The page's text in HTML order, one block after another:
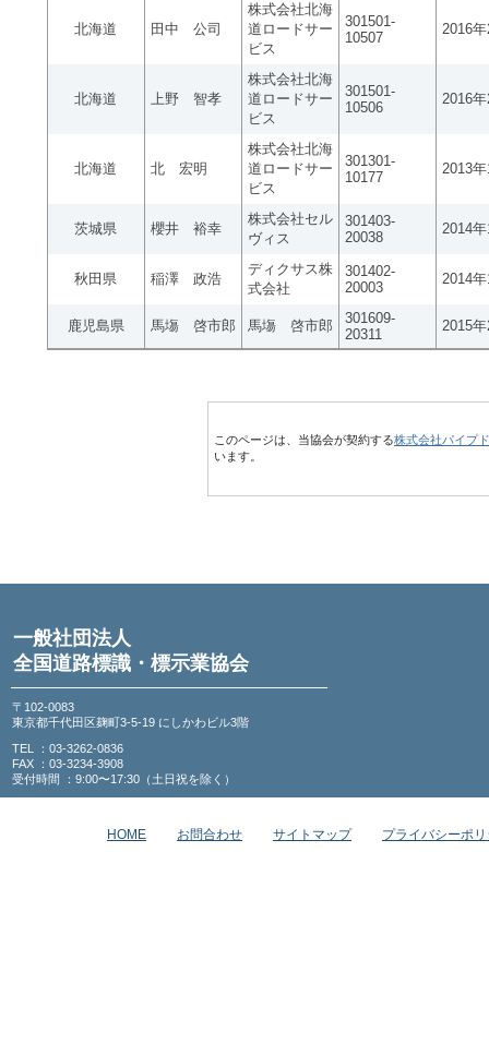
北海道 田中 公司
株式会社北海
道ロードサー
ビス
301501-
10507
2016
北海道 上野 智孝
株式会社北海
道ロードサー
ビス
301501-
10506
2016
北海道 北 宏明
株式会社北海
道ロードサー
ビス
301301-
10177
2013
茨城県 櫻井 裕幸
株式会社セル
ヴィス
301403-
20038
2014
秋田県 稲澤 政浩
ディクサス株
式会社
301402-
20003
2014
鹿児島県 馬塲 啓市郎 馬塲 啓市郎
301609-
20311
2015
このページは、当協会が契約する株式会社パイプ
います。
一般社団法人
全国道路標識・標示業協会
〒102-0083
東京都千代田区麹町3-5-19 にしかわビル3階
TEL ：03-3262-0836
FAX ：03-3234-3908
受付時間 ：9:00〜17:30（土日祝を除く）
HOME お問合わせ サイトマップ プライバシーポ